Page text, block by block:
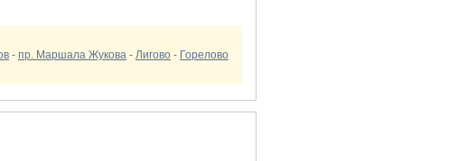
- пр. Маршала Жукова - Лигово - Горелово